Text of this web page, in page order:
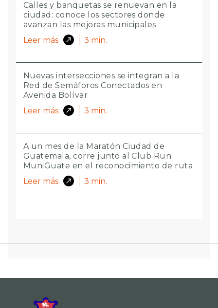
Calles y banquetas se renuevan en la
ciudad: conoce los sectores donde
avanzan las mejoras municipales
Leer más
3 min.
Nuevas intersecciones se integran a la
Red de Semáforos Conectados en
Avenida Bolívar
Leer más
3 min.
A un mes de la Maratón Ciudad de
Guatemala, corre junto al Club Run
MuniGuate en el reconocimiento de ruta
Leer más
3 min.